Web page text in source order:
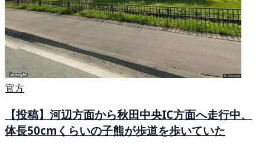
官方
【投稿】河辺方面から秋田中央IC方面へ走行中、
体長50cmくらいの子熊が歩道を歩いていた